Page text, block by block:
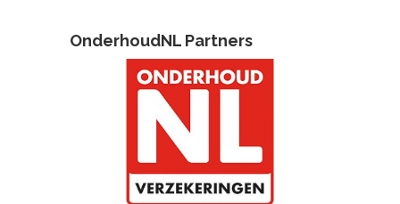
OnderhoudNL Partners